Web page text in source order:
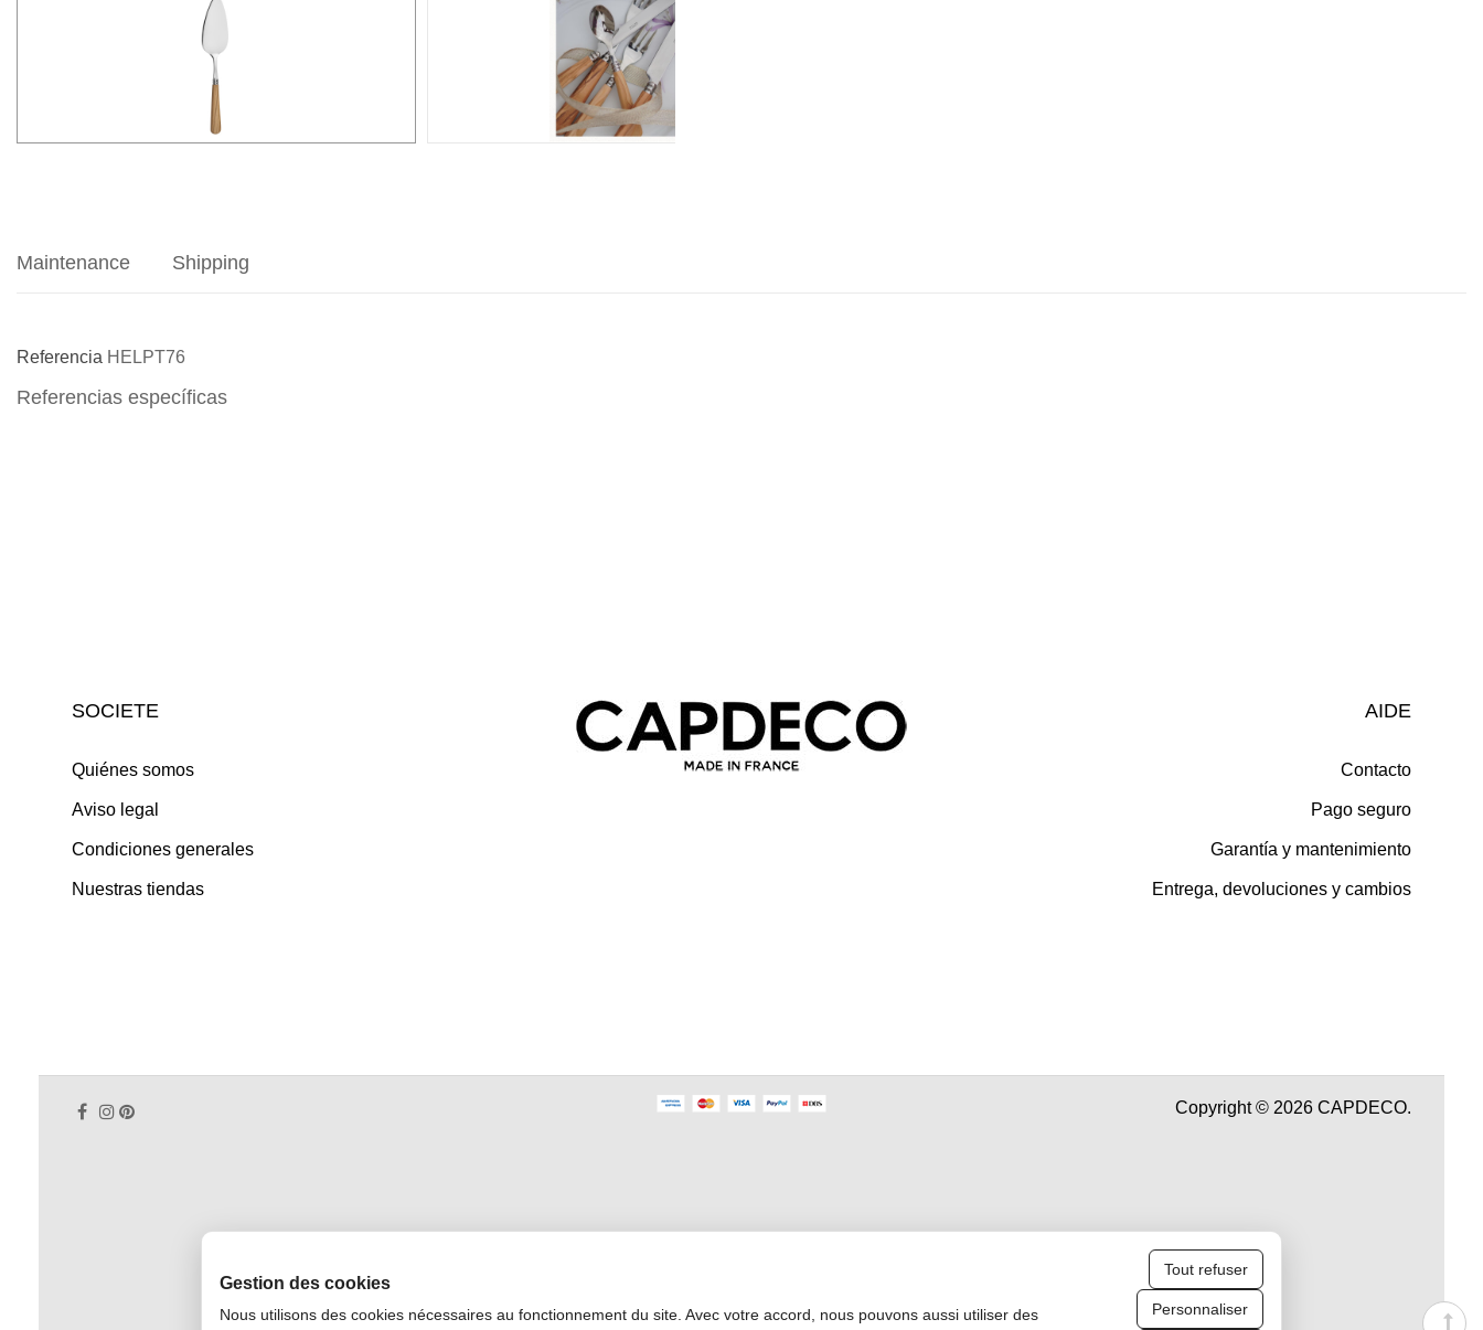
Maintenance Shipping
Referencia HELPT76
Referencias específicas
SOCIETE
Quiénes somos
Aviso legal
Condiciones generales
Nuestras tiendas
AIDE
Contacto
Pago seguro
Garantía y mantenimiento
Entrega, devoluciones y cambios
Copyright © 2026 CAPDECO.
Gestion des cookies
Nous utilisons des cookies nécessaires au fonctionnement du site. Avec votre accord, nous pouvons aussi utiliser des
Tout refuser
Personnaliser